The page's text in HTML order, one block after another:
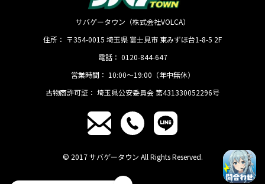
サバゲータウン（株式会社VOLCA）
住所： 〒354-0015 埼玉県 富士見市 東みずほ台1-8-5 2F
電話： 0120-844-647
営業時間： 10:00〜19:00（年中無休）
古物商許可証： 埼玉県公安委員会 第431330052296号
© 2017 サバゲータウン All Rights Reserved.